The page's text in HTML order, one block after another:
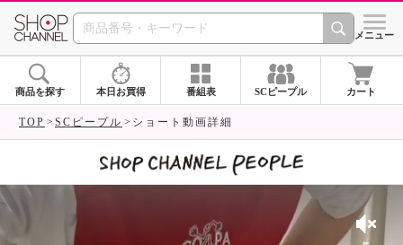
SHOP CHANNEL シメニュー
商品を探す 本日お買得 番組表 SCピープル カート
TOP SCピープル ショート動画詳細